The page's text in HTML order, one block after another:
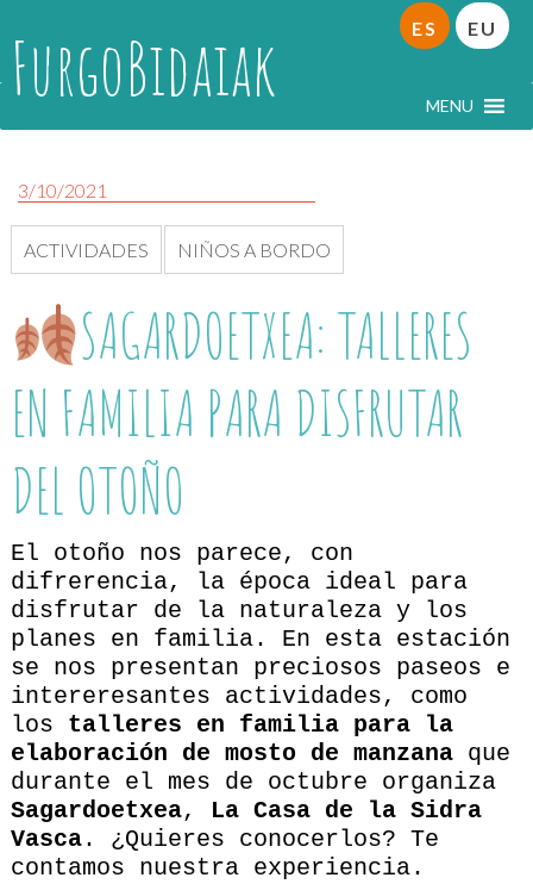
FurgoBidaiak MENU
ES EU
3/10/2021
ACTIVIDADES NIÑOS A BORDO
SAGARDOETXEA: TALLERES
EN FAMILIA PARA DISFRUTAR
DEL OTOÑO
El otoño nos parece, con
difrerencia, la época ideal para
disfrutar de la naturaleza y los
planes en familia. En esta estación
se nos presentan preciosos paseos e
intereresantes actividades, como
los talleres en familia para la
elaboración de mosto de manzanaque
durante el mes de octubre organiza
Sagardoetxea, La Casa de la Sidra
Vasca. ¿Quieres conocerlos? Te
contamos nuestra experiencia.